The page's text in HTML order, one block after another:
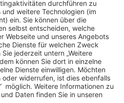
wie das Leben eines